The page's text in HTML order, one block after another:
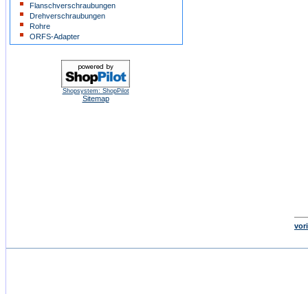
Flanschverschraubungen
Drehverschraubungen
Rohre
ORFS-Adapter
Shopsystem: ShopPilot
Sitemap